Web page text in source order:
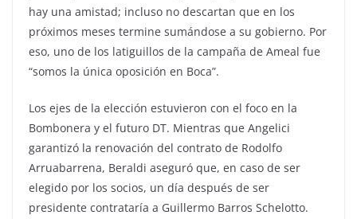
hay una amistad; incluso no descartan que en los
próximos meses termine sumándose a su gobierno. Por
eso, uno de los latiguillos de la campaña de Ameal fue
“somos la única oposición en Boca”.
Los ejes de la elección estuvieron con el foco en la
Bombonera y el futuro DT. Mientras que Angelici
garantizó la renovación del contrato de Rodolfo
Arruabarrena, Beraldi aseguró que, en caso de ser
elegido por los socios, un día después de ser
presidente contrataría a Guillermo Barros Schelotto.